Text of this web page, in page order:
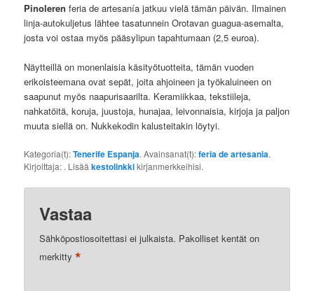
Pinoleren feria de artesanía jatkuu vielä tämän päivän. Ilmainen
linja-autokuljetus lähtee tasatunnein Orotavan guagua-asemalta,
josta voi ostaa myös pääsylipun tapahtumaan (2,5 euroa).
Näytteillä on monenlaisia käsityötuotteita, tämän vuoden
erikoisteemana ovat sepät, joita ahjoineen ja työkaluineen on
saapunut myös naapurisaarilta. Keramiikkaa, tekstiileja,
nahkatöitä, koruja, juustoja, hunajaa, leivonnaisia, kirjoja ja paljon
muuta siellä on. Nukkekodin kalusteitakin löytyi.
Kategoria(t):Tenerife Espanja. Avainsanat(t):feria de artesania.
Kirjoittaja: . Lisääkestolinkkikirjanmerkkeihisi.
Vastaa
Sähköpostiosoitettasi ei julkaista. Pakolliset kentät on
merkitty*